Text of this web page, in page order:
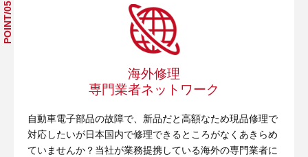
POINT/05
海外修理
専門業者ネットワーク
自動車電子部品の故障で、新品だと高額なため現品修理で
対応したいが日本国内で修理できるところがなくあきらめ
ていませんか？当社が業務提携している海外の専門業者に